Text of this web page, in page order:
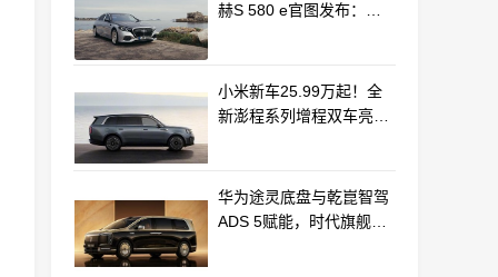
赫S 580 e官图发布：老
小米新车25.99万起！全
新澎程系列增程双车亮相
华为途灵底盘与乾崑智驾
ADS 5赋能，时代旗舰